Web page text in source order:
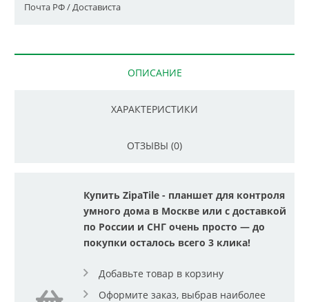
Почта РФ / Достависта
ОПИСАНИЕ
ХАРАКТЕРИСТИКИ
ОТЗЫВЫ (0)
Купить ZipaTile - планшет для контроля
умного дома в Москве или с доставкой
по России и СНГ очень просто — до
покупки осталось всего 3 клика!
Добавьте товар в корзину
Оформите заказ, выбрав наиболее